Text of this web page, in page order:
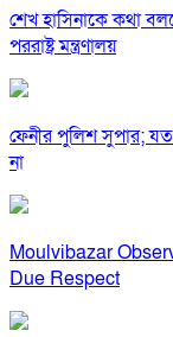
শেখ হাসিনাকে কথা
পররাষ্ট্র মন্ত্রণালয়
ফেনীর পুলিশ সুপার;
না
Moulvibazar
Due Respect